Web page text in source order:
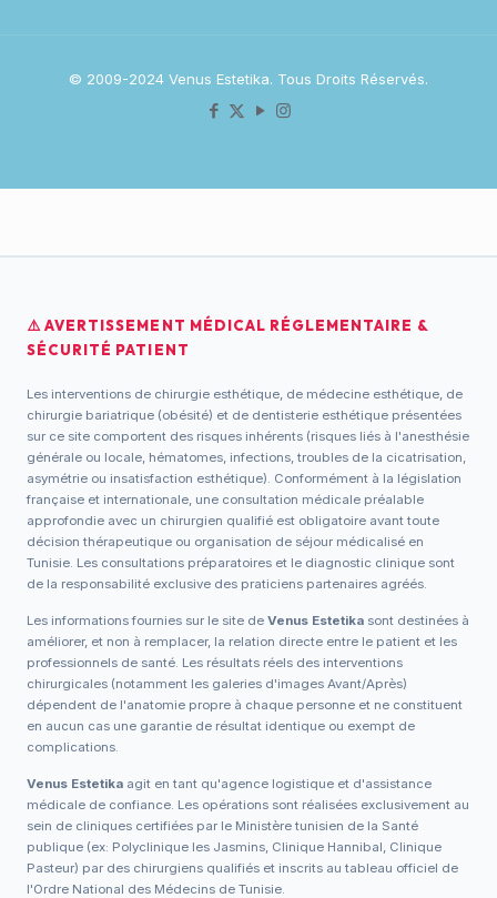
© 2009-2024 Venus Estetika. Tous Droits Réservés.
⚠️ AVERTISSEMENT MÉDICAL RÉGLEMENTAIRE &
SÉCURITÉ PATIENT
Les interventions de chirurgie esthétique, de médecine esthétique, de
chirurgie bariatrique (obésité) et de dentisterie esthétique présentées
sur ce site comportent des risques inhérents (risques liés à l'anesthésie
générale ou locale, hématomes, infections, troubles de la cicatrisation,
asymétrie ou insatisfaction esthétique). Conformément à la législation
française et internationale, une consultation médicale préalable
approfondie avec un chirurgien qualifié est obligatoire avant toute
décision thérapeutique ou organisation de séjour médicalisé en
Tunisie. Les consultations préparatoires et le diagnostic clinique sont
de la responsabilité exclusive des praticiens partenaires agréés.
Les informations fournies sur le site de Venus Estetika sont destinées à
améliorer, et non à remplacer, la relation directe entre le patient et les
professionnels de santé. Les résultats réels des interventions
chirurgicales (notamment les galeries d'images Avant/Après)
dépendent de l'anatomie propre à chaque personne et ne constituent
en aucun cas une garantie de résultat identique ou exempt de
complications.
Venus Estetika agit en tant qu'agence logistique et d'assistance
médicale de confiance. Les opérations sont réalisées exclusivement au
sein de cliniques certifiées par le Ministère tunisien de la Santé
publique (ex: Polyclinique les Jasmins, Clinique Hannibal, Clinique
Pasteur) par des chirurgiens qualifiés et inscrits au tableau officiel de
l'Ordre National des Médecins de Tunisie.